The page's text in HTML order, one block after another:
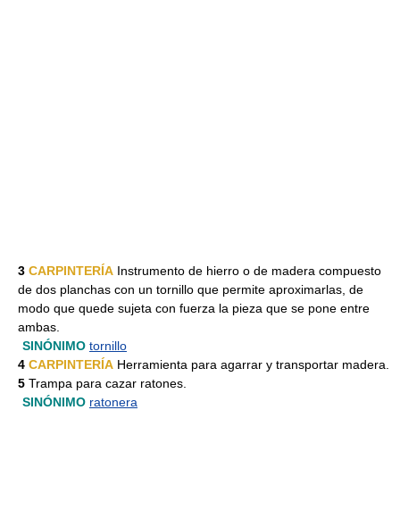
3 CARPINTERÍA Instrumento de hierro o de madera compuesto
de dos planchas con un tornillo que permite aproximarlas, de
modo que quede sujeta con fuerza la pieza que se pone entre
ambas.
SINÓNIMO tornillo
4 CARPINTERÍA Herramienta para agarrar y transportar madera.
5 Trampa para cazar ratones.
SINÓNIMO ratonera